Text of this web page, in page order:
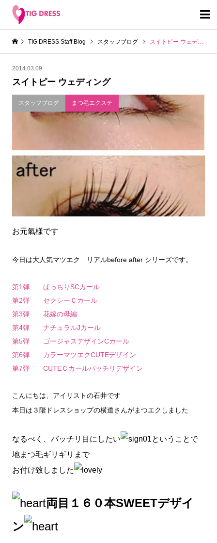

TIG DRESS Staff Blog スタッフブログ スイトピー ウェディング
2014.03.09
スイトピー ウェディング
スタッフブログ まつ毛エクステ
お元氣様です
今日は大人気マツエク リアルbefore after シリーズです。
第1弾 ぱっちりSCカール
第2弾 セクシーＣカール
第3弾 花嫁の母編
第4弾 ナチュラルJカール
第5弾 ゴージャスデザインCカール
第6弾 カラーマツエクCUTEデザイン
第7弾 CUTEＣカールパッチリデザイン
こんにちは、アイリストの石井です
本日は３階ドレスショップの横道さんがまつエクしました
なるべく、バッチリ目にしたい
ということで
地まつ毛ギリギリまで
お付け致しました
両目１６０本SWEETデザイ
ン